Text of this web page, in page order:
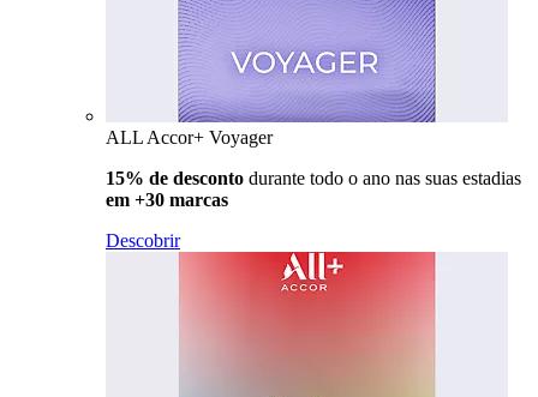
ALL Accor+ Voyager
15% de desconto durante todo o ano nas suas estadias
em +30 marcas
Descobrir